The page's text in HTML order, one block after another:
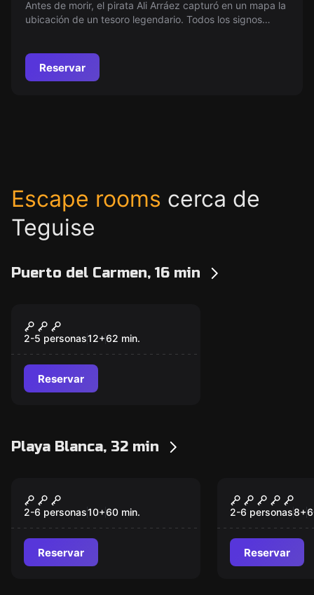
Antes de morir, el pirata Ali Arráez capturó en un mapa la
ubicación de un tesoro legendario. Todos los signos
Reservar
Escape rooms cerca de
Teguise
Puerto del Carmen, 16 min
Nuevo
Aventura Submarina
2-5 personas12+62 min.
Reservar
Playa Blanca, 32 min
Nuevo
Tropical Trouble
2-6 personas10+60 min.
Reservar
Project
2-6 personas8+
Reservar